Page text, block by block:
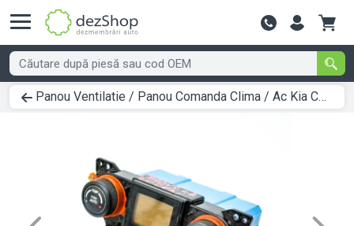
Contactează-
Panou Ventilatie / Panou Comanda Clima / Ac Kia CARENS 3 (UN) 2006 > 0000 972501D750WK